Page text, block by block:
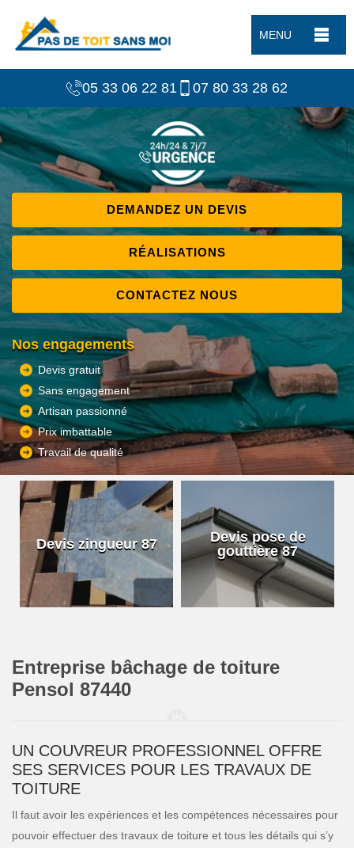
MENU
05 33 06 22 81 07 80 33 28 62
DEMANDEZ UN DEVIS
RÉALISATIONS
CONTACTEZ NOUS
Nos engagements
Devis gratuit
Sans engagement
Artisan passionné
Prix imbattable
Travail de qualité
Devis zingueur 87
Devis pose de
gouttière 87
Entreprise bâchage de toiture
Pensol 87440
UN COUVREUR PROFESSIONNEL OFFRE
SES SERVICES POUR LES TRAVAUX DE
TOITURE
Il faut avoir les expériences et les compétences nécessaires pour
pouvoir effectuer des travaux de toiture et tous les détails qui s’y